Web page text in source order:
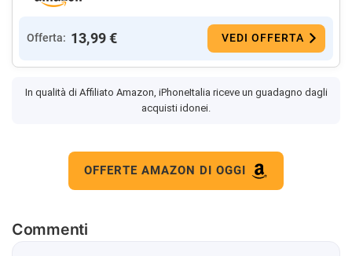
Offerta: 13,99 € VEDI OFFERTA
In qualità di Affiliato Amazon, iPhoneItalia riceve un guadagno dagli
acquisti idonei.
OFFERTE AMAZON DI OGGI
Commenti